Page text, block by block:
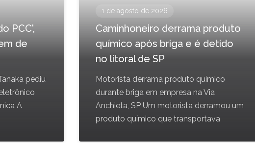
PCC',
de
pediu
A
1 de agosto de 2026
Caminhoneiro derrama produto
químico após briga e é detido
no litoral de SP
Motorista derrama produto químico
durante briga em empresa na Via
Anchieta, SP Um motorista derramou um
produto químico que transportava